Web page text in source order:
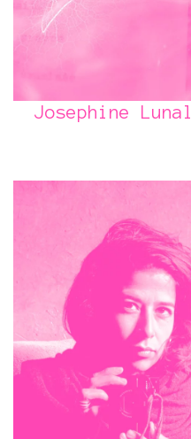
Josephine Lunal